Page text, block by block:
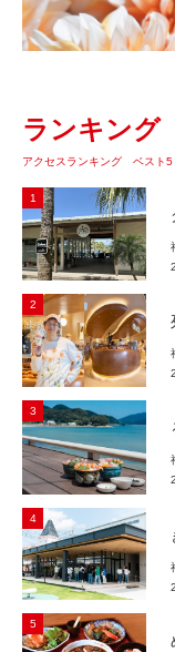
ランキング
アクセスランキング ベスト5
1
2
3
4
5